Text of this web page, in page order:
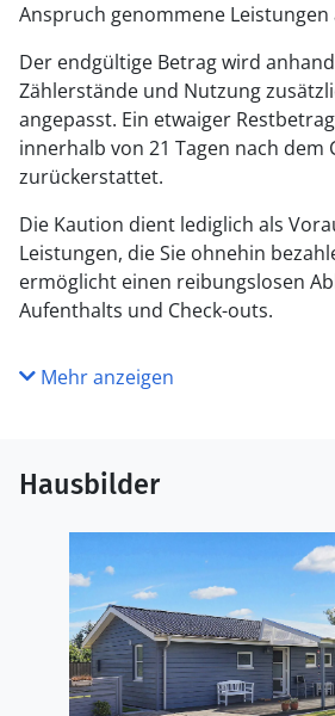
Anspruch genommene Leistungen
Der endgültige Betrag wird
Zählerstände und Nutzung
angepasst. Ein etwaiger
innerhalb von 21 Tagen nach dem
zurückerstattet.
Die Kaution dient lediglich als
Leistungen, die Sie ohnehin
ermöglicht einen reibungslosen
Aufenthalts und Check-outs.
Mehr anzeigen
Hausbilder